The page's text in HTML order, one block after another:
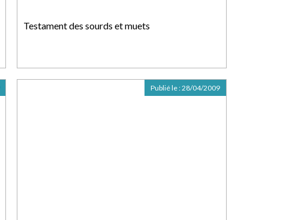
Testament des sourds et muets
Publié le :28/04/2009